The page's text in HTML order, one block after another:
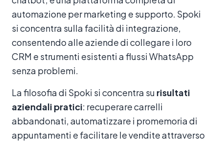
automazione per marketing e supporto. Spoki
si concentra sulla facilità di integrazione,
consentendo alle aziende di collegare i loro
CRM e strumenti esistenti a flussi WhatsApp
senza problemi.
La filosofia di Spoki si concentra su risultati
aziendali pratici: recuperare carrelli
abbandonati, automatizzare i promemoria di
appuntamenti e facilitare le vendite attraverso